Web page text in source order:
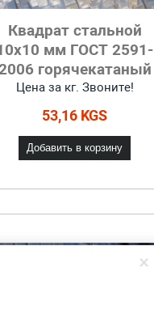
×
Квадрат стальной
мм ГОСТ 2591-
горячекатаный
Цена за кг. Звоните!
53,16 KGS
Добавить в корзину